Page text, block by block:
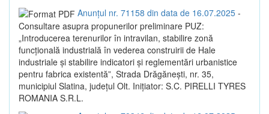
Anunțul nr. 71158 din data de 16.07.2025 -
Consultare asupra propunerilor preliminare PUZ:
„Introducerea terenurilor în intravilan, stabilire zonă
funcțională industrială în vederea construirii de Hale
industriale și stabilire indicatori și reglementări urbanistice
pentru fabrica existentă”, Strada Drăgănești, nr. 35,
municipiul Slatina, județul Olt. Inițiator: S.C. PIRELLI TYRES
ROMANIA S.R.L.